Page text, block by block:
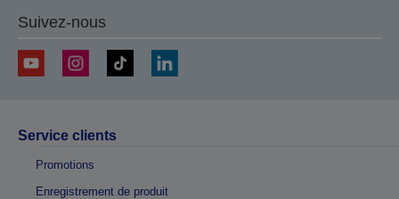
Suivez-nous
Service clients
Promotions
Enregistrement de produit